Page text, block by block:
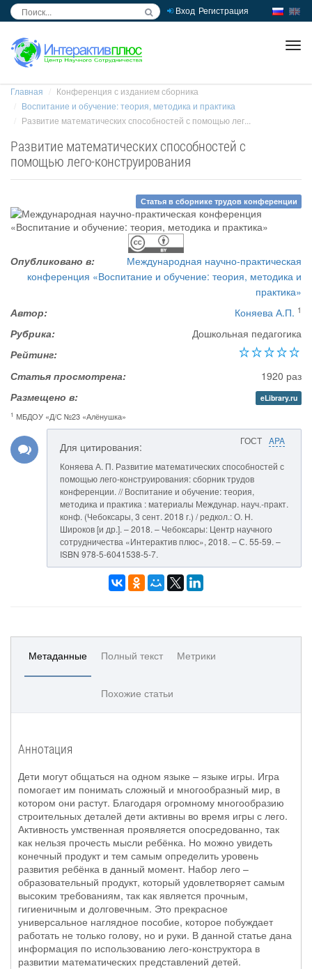
Вход Регистрация
Главная
Конференция с изданием сборника
Воспитание и обучение: теория, методика и практика
Развитие математических способностей с помощью лег...
Развитие математических способностей с
помощью лего-конструирования
Статья в сборнике трудов конференции
Опубликовано в:
Международная научно-практическая
конференция «Воспитание и обучение: теория, методика и
практика»
Автор:
Коняева А.П. 1
Рубрика:
Дошкольная педагогика
Рейтинг:
Статья просмотрена:
1920 раз
Размещено в:
eLibrary.ru
1 МБДОУ «Д/С №23 «Алёнушка»
ГОСТ APA
Для цитирования:
Коняева А. П. Развитие математических способностей с
помощью лего-конструирования: сборник трудов
конференции. // Воспитание и обучение: теория,
методика и практика : материалы Междунар. науч.-практ.
конф. (Чебоксары, 3 сент. 2018 г.) / редкол.: О. Н.
Широков [и др.]. – 2018. – Чебоксары: Центр научного
сотрудничества «Интерактив плюс», 2018. – С. 55-59. –
ISBN 978-5-6041538-5-7.
Метаданные Полный текст Метрики
Похожие статьи
Аннотация
Дети могут общаться на одном языке – языке игры. Игра
помогает им понимать сложный и многообразный мир, в
котором они растут. Благодаря огромному многообразию
строительных деталей дети активны во время игры с лего.
Активность умственная проявляется опосредованно, так
как нельзя прочесть мысли ребёнка. Но можно увидеть
конечный продукт и тем самым определить уровень
развития ребёнка в данный момент. Набор лего –
образовательный продукт, который удовлетворяет самым
высоким требованиям, так как является прочным,
гигиеничным и долговечным. Это прекрасное
универсальное наглядное пособие, которое побуждает
работать не только голову, но и руки. В данной статье дана
информация по использованию лего-конструктора в
развитии математических представлений детей.